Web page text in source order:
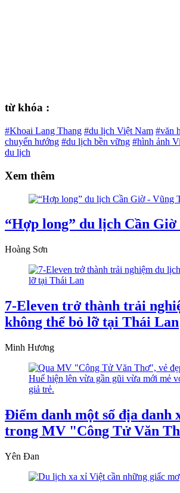
từ khóa :
#Khoai Lang Thang #du lịch Việt Nam #văn
chuyển hướng #du lịch bền vững #hình ảnh
du lịch
Xem thêm
“Hợp long” du lịch Cần
Hoàng Sơn
7-Eleven trở thành trải
không thể bỏ lỡ tại Thái Lan
Minh Hương
Điểm danh một số địa danh
trong MV "Công Tử Văn
Yên Đan